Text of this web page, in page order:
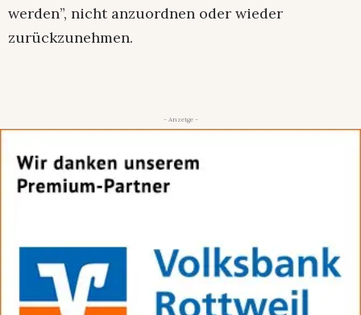
werden”, nicht anzuordnen oder wieder
zurückzunehmen.
- Anzeige -